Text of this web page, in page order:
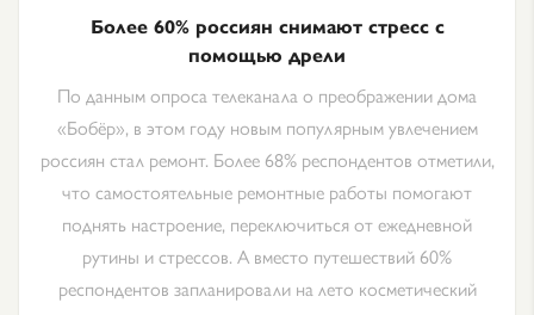
Более 60% россиян снимают стресс с
помощью дрели
По данным опроса телеканала о преображении дома
«Бобёр», в этом году новым популярным увлечением
россиян стал ремонт. Более 68% респондентов отметили,
что самостоятельные ремонтные работы помогают
поднять настроение, переключиться от ежедневной
рутины и стрессов. А вместо путешествий 60%
респондентов запланировали на лето косметический